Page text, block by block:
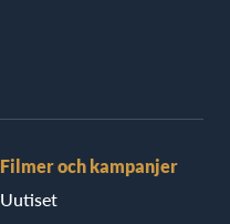
Filmer och kampanjer
Uutiset